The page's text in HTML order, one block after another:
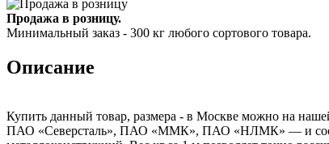
Продажа в розницу.
Минимальный заказ - 300 кг любого сортового товара.
Описание
Купить данный товар, размера - в Москве можно на
ПАО «Северсталь», ПАО «ММК», ПАО «НЛМК» — и